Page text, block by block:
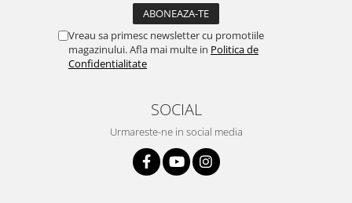
Vreau sa primesc newsletter cu promotiile
magazinului. Afla mai multe in Politica de
Confidentialitate
SOCIAL
Urmareste-ne in social media